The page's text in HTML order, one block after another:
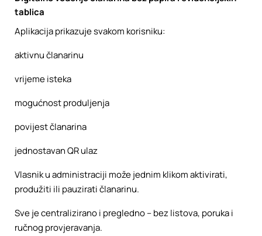
tablica
Aplikacija prikazuje svakom korisniku:
aktivnu članarinu
vrijeme isteka
mogućnost produljenja
povijest članarina
jednostavan QR ulaz
Vlasnik u administraciji može jednim klikom aktivirati,
produžiti ili pauzirati članarinu.
Sve je centralizirano i pregledno – bez listova, poruka i
ručnog provjeravanja.